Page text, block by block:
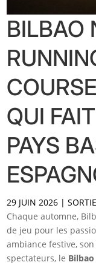
BILBAO
QUI
PAYS
29 JUIN 2026 |
Chaque automne,
de jeu pour les
ambiance festive,
spectateurs, le